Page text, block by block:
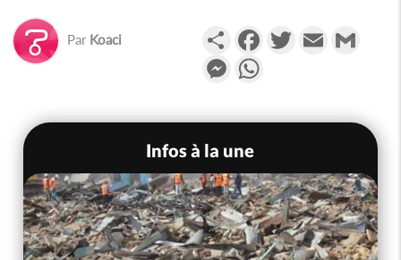
Par Koaci PartagerFacebookTwitterEmail
Messenger
Infos à la une